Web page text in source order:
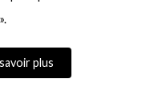
plus
: la